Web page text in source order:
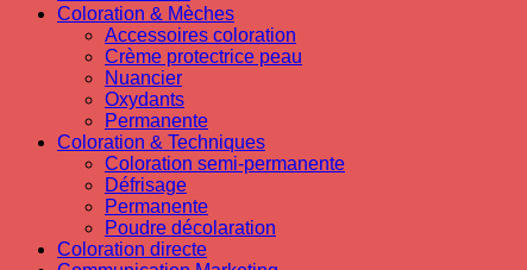
Coloration & Mèches
Accessoires coloration
Crème protectrice peau
Nuancier
Oxydants
Permanente
Coloration & Techniques
Coloration semi-permanente
Défrisage
Permanente
Poudre décolaration
Coloration directe